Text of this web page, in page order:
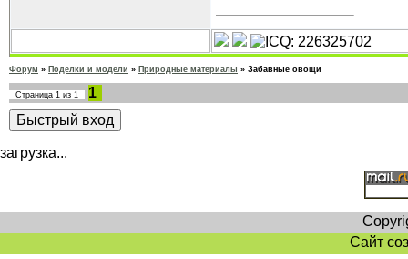
Форум » Поделки и модели » Природные материалы » Забавные овощи
Страница 1 из 1 1
загрузка...
Сайт